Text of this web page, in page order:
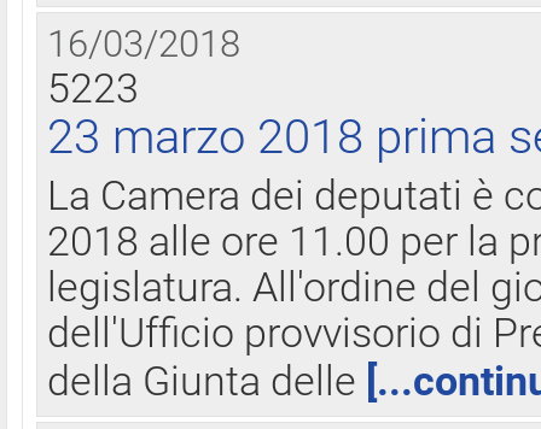
16/03/2018
5223
23 marzo 2018 prima
La Camera dei deputati è
2018 alle ore 11.00 per la
legislatura. All'ordine del
dell'Ufficio provvisorio di
della Giunta delle